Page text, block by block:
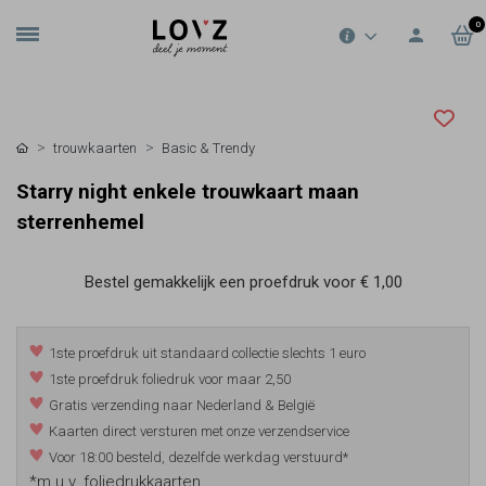
0
trouwkaarten Basic & Trendy
Starry night enkele trouwkaart maan
sterrenhemel
Bestel gemakkelijk een proefdruk voor € 1,00
1ste proefdruk uit standaard collectie slechts 1 euro
1ste proefdruk foliedruk voor maar 2,50
Gratis verzending naar Nederland & België
Kaarten direct versturen met onze verzendservice
Voor 18:00 besteld, dezelfde werkdag verstuurd*
*m.u.v. foliedrukkaarten